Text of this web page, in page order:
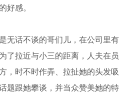
好感。
无话不谈的哥们儿，在公司里有
了拉近与小三的距离，人夫在员
，时不时作弄、拉扯她的头发吸
题跟她攀谈，并当众赞美她的特